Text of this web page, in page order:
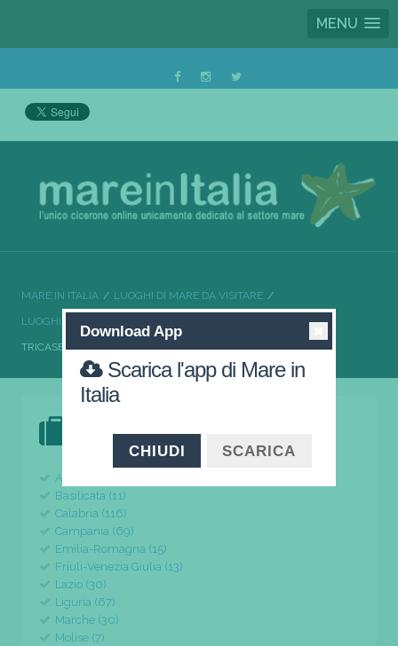
MENU
MARE IN ITALIA LUOGHI DI MARE DA VISITARE
LUOGHI DI MARE DA VISITARE PUGLIA
TRICASE TUTTO LO SPLENDORE DEL SALENTO
Abruzzo (24)
Basilicata (11)
Calabria (116)
Campania (69)
Emilia-Romagna (15)
Friuli-Venezia Giulia (13)
Lazio (30)
Liguria (67)
Marche (30)
Molise (7)
Download App
Scarica l'app di Mare in
Italia
CHIUDI SCARICA